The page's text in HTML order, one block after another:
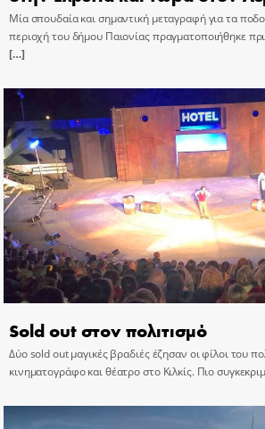
Μία σπουδαία και σημαντική μεταγραφή για τα
περιοχή του δήμου Παιονίας πραγματοποιήθηκε
[…]
Sold out στον πολιτισμό
Δύο sold out μαγικές βραδιές έζησαν οι φίλοι του
κινηματογράφο και θέατρο στο Κιλκίς. Πιο